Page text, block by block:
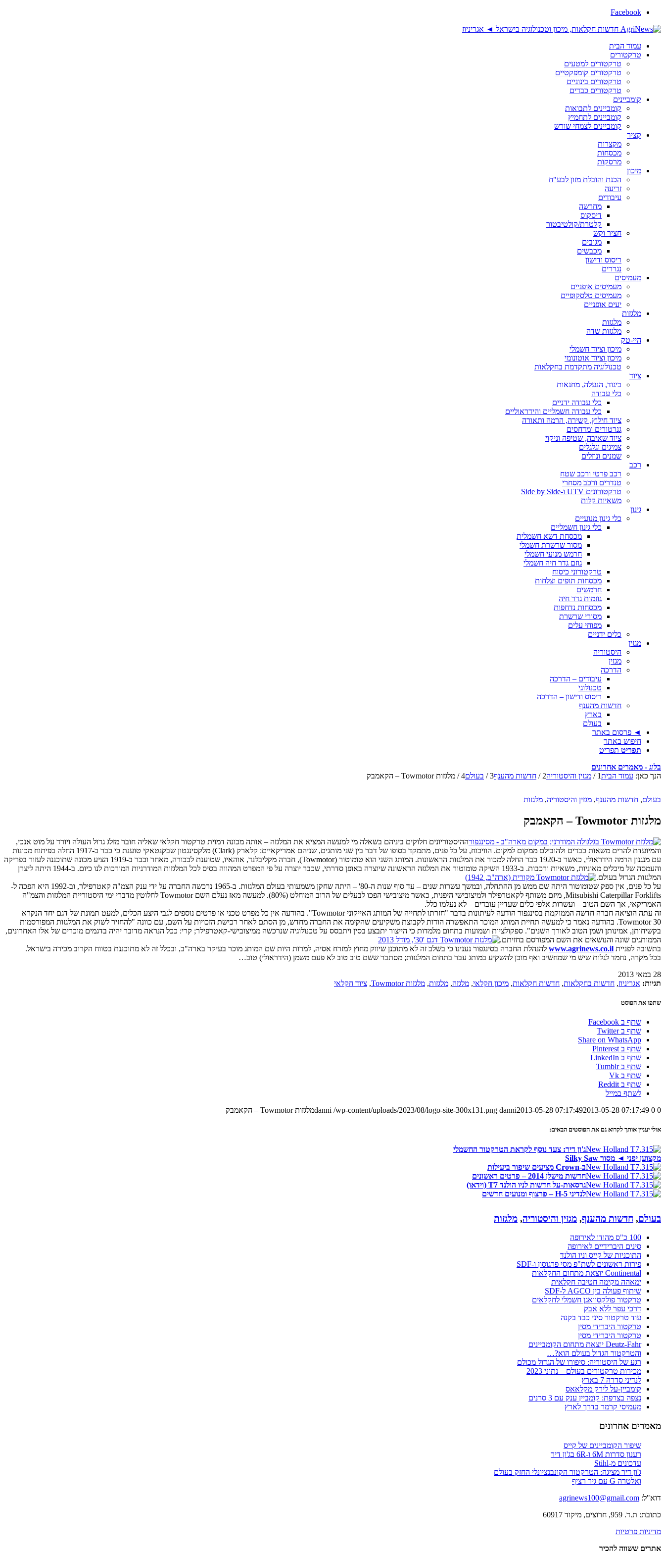
Facebook
עמוד הבית
טרקטורים
טרקטורים למטעים
טרקטורים קומפקטיים
טרקטורים בינוניים
טרקטורים כבדים
קומביינים
קומביינים לתבואות
קומביינים לתחמיץ
קומביינים לצמחי שורש
קציר
מקצרות
מכסחות
מרסקות
מיכון
הכנת והובלת מזון לבע"ח
זריעה
עיבודים
מחרשה
דיסקוס
קלטרת/קולטיבטור
חציר וקש
מגובים
מכבשים
ריסוס ודישון
נגררים
מעמיסים
מעמיסים אופניים
מעמיסים טלסקופיים
יעים אופניים
מלגזות
מלגזות
מלגזות שדה
היי-טק
מיכון וציוד חשמלי
מיכון וציוד אוטונומי
טכנולוגיה מתקדמת בחקלאות
ציוד
ביגוד, הנעלה, מחנאות
כלי עבודה
כלי עבודה ידניים
כלי עבודה חשמליים והידראוליים
ציוד חילוץ, קשירה, הרמה ותאורה
גנרטורים ומדחסים
ציוד שאיבה, שטיפה וניקוי
צמיגים וגלגלים
שמנים ונוזלים
רכב
רכב פרטי ורכב שטח
טנדרים ורכב מסחרי
טרקטורונים UTV ו-Side by Side
משאיות קלות
גינון
כלי גינון מנועיים
כלי גינון חשמליים
מכסחת דשא חשמלית
מסור שרשרת חשמלי
חרמש מנועי חשמלי
גוזם גדר חיה חשמלי
טרקטורוני כיסוח
מכסחות תופים וצלחות
חרמשים
גוזמות גדר חיה
מכסחות נדחפות
מסורי שרשרת
מפוחי עלים
כלים ידניים
מגזין
היסטוריה
מגזין
הדרכה
עיבודים – הדרכה
טכנולוגי
ריסוס ודישון – הדרכה
חדשות מהענף
בארץ
בעולם
◄ פרסום באתר
חיפוש באתר
תפריט תפריט
בלוג - מאמרים אחרונים
הנך כאן: עמוד הבית1
/ מגזין והיסטוריה2
/ חדשות מהענף3
/ בעולם4
/ מלגזות Towmotor – הקאמבק
בעולם, חדשות מהענף, מגזין והיסטוריה, מלגזות
מלגזות Towmotor – הקאמבק
ההיסטוריונים חלוקים ביניהם בשאלה מי למעשה המציא את המלגזה – אותה מכונה דמוית טרקטור חקלאי שאליה חובר מזלג גדול העולה ויורד על מוט אנכי,
והמיועדת להרים משאות כבדים ולהובילם ממקום למקום. הוויכוח, על כל פנים, מתמקד בסופו של דבר בין שני מותגים, שניהם אמריקאיים: קלארק (Clark) מלקסינגטון שבקנטאקי טוענת כי כבר ב-1917 החלה בפיתוח מכונות
עם מנגנון הרמה הידראולי, כאשר ב-1920 כבר החלה למכור את המלגזות הראשונות. המותג השני הוא טומוטור (Towmotor), חברה מקליבלנד, אוהאיו, שטוענת לבכורה, מאחר וכבר ב-1919 הציע מכונה שתוכננה לעזור בפריקה
והעמסה של מיכלים מאוניות, משאיות ורכבות. ב-1933 השיקה טומוטור את המלגזה הראשונה שיוצרה באופן סדרתי, שכבר יוצרה על פי המפרט המהווה בסיס לכל המלגזות המודרניות המורכות לנו כיום. ב-1944 היתה ליצרן
המלגזות הגדול בעולם.
על כל פנים, אין ספק שטומוטור היתה שם ממש מן ההתחלה, ובמשך עשרות שנים – עד סוף שנות ה-80' – היתה שחקן משמעותי בעולם המלגזות. ב-1965 נרכשה החברה על ידי ענק הצמ"ה קאטרפילר, וב-1992 היא הפכה ל-
Mitsubishi Caterpillar Forklifts, מיזם משותף לקאטרפילר ולמיצובישי היפנית, כאשר מיצובישי הפכו לבעלים של הרוב המוחלט (80%). למעשה מאז נעלם השם Towmotor לחלוטין מדברי ימי היסטוריית המלגזות והצמ"ה
האמריקאי, אך השם הטוב – ועשרות אלפי כלים שעדיין עובדים – לא נעלמו כלל.
זה עתה הוציאה חברה חדשה הממוקמת בסינגפור הודעה לעיתונות בדבר "חזרתו לתחייה של המותג האייקוני Towmotor". בהודעה אין כל מפרט טכני או פרטים נוספים לגבי היצע הכלים, למעט תמונת של דגם יחד הנקרא
Towmotor 30. בהודעה נאמר כי למעשה תחיית המותג המוכר התאפשרה הודות לקבוצת משקיעים שהקימה את החברה מחדש, מן הסתם לאחר רכישת הזכויות על השם, עם כוונה "להחזיר לשוק את המלגזות המפורסמות
בקשיחותן, אמינותן ושמן הטוב לאורך השנים". ספקולציות ושמועות בתחום מלמדות כי הייצור יתבצע בסין ויתבסס על טכנולוגיה שנרכשה ממיצובישי-קאטרפילר; קרי: ככל הנראה מדובר יהיה בדגמים מוכרים של אלו האחרונים,
הממותגים שונה והנושאים את השם המפורסם בחזיתם.
בתשובה לפניית www.agrinews.co.il להנהלת החברה בסינגפור נענינו כי בשלב זה לא מתוכנן שיווק מחוץ למזרח אסיה, למרות היות שם המותג מוכר בעיקר בארה"ב, ובכלל זה לא מתוכננת בטווח הקרוב מכירה בישראל.
בכל מקרה, נחמד לגלות שיש מי שמחשיב ואף מוכן להשקיע במותג עבר בתחום המלגזות; מסתבר ששם טוב טוב לא פעם משמן (הידראולי) טוב…
28 במאי 2013
תגיות: אגריניוז, חדשות בחקלאות, חדשות חקלאות, מיכון חקלאי, מלגזה, מלגזות, מלגזות Towmotor , ציוד חקלאי
שתפו את הפוסט
שתף ב Facebook
שתף ב Twitter
Share on WhatsApp
שתף ב Pinterest
שתף ב LinkedIn
שתף ב Tumblr
שתף ב Vk
שתף ב Reddit
לשתף במייל
0
0
danni /wp-content/uploads/2023/08/logo-site-300x131.png danni2013-05-28 07:17:492013-05-28 07:17:49 מלגזות Towmotor – הקאמבק
אולי יעניין אותך לקרוא גם את הפוסטים הבאים:
ג'ון דיר: צעד נוסף לקראת הטרקטור החשמלי
מקצוען יפני ◄ מסור Silky Saw
ב-Crown מציעים שיפור ביעילות
חדשות מישלן 2014 – פרטים ראשונים
גרסאות-על חדשות לניו הולנד T7 (וידאו)
לנדיני 5-H – פרצוף ומנועים חדשים
בעולם, חדשות מהענף, מגזין והיסטוריה, מלגזות
100 כ"ס מהודו לאירופה
סינים היברידיים לאירופה
התוכניות של קייס וניו הולנד
פירות ראשונים לשת"פ מסי פרגוסון ו-SDF
Continental יוצאת מתחום החקלאות
ימאהה מקימה חטיבה חקלאית
שיתוף פעולה בין AGCO ל-SDF
טרקטור פולקסוואגן חשמלי לחקלאים
דרכי עפר ללא אבק
עוד טרקטור סיני כבד בקנה
טרקטור היברידי מסין
טרקטור היברידי מסין
Deutz-Fahr יוצאת מתחום הקומביינים
והטרקטור הגדול בעולם הוא?…
רגע של היסטוריה: סיפורו של הגדול מכולם
מכירות טרקטורים בעולם – נתוני 2023
לנדיני סדרה 7 בארץ
קומביין-על לירק מקלאאס
נצפה בצרפת: קומביין ענק עם 3 סרנים
מעמיסי קרמר בדרך לארץ
מאמרים אחרונים
שיפור הקומביינים של קייס
רענון סדרות 6M ו-6R בג'ון דיר
עדכונים מ-Stihl
ג'ון דיר מציגה: הטרקטור הקונבנציונלי החזק בעולם
ואלטרה G עם גיר רציף
דוא"ל: agrinews100@gmail.com
כתובת: ת.ד. 959, חרוצים, מיקוד 60917
מדיניות פרטיות
אתרים ששווה להכיר